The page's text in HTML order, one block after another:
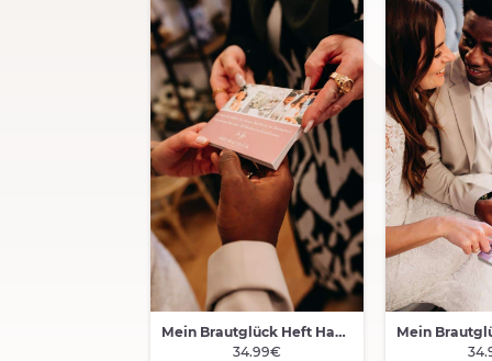
Mein Brautglück Heft Hannover
34.99€